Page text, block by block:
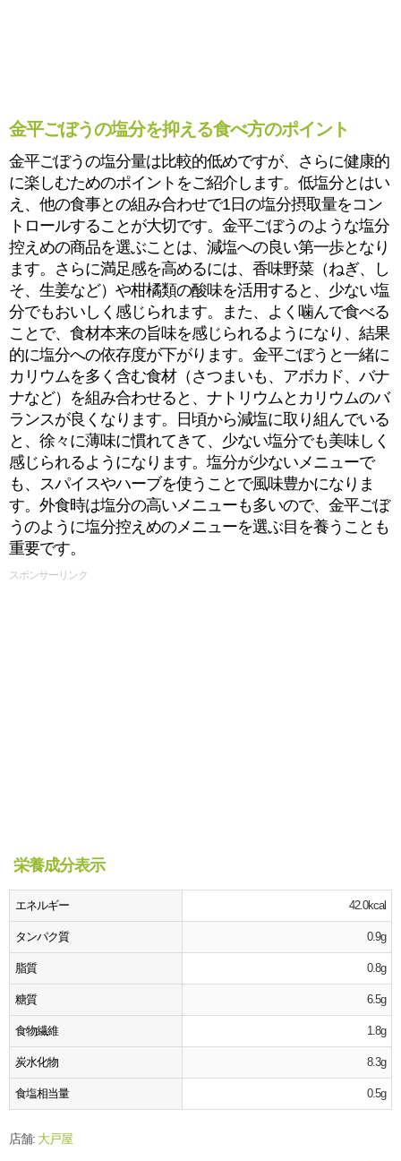
金平ごぼうの塩分を抑える食べ方のポイント
金平ごぼうの塩分量は比較的低めですが、さらに健康的
に楽しむためのポイントをご紹介します。低塩分とはい
え、他の食事との組み合わせで1日の塩分摂取量をコン
トロールすることが大切です。金平ごぼうのような塩分
控えめの商品を選ぶことは、減塩への良い第一歩となり
ます。さらに満足感を高めるには、香味野菜（ねぎ、し
そ、生姜など）や柑橘類の酸味を活用すると、少ない塩
分でもおいしく感じられます。また、よく噛んで食べる
ことで、食材本来の旨味を感じられるようになり、結果
的に塩分への依存度が下がります。金平ごぼうと一緒に
カリウムを多く含む食材（さつまいも、アボカド、バナ
ナなど）を組み合わせると、ナトリウムとカリウムのバ
ランスが良くなります。日頃から減塩に取り組んでいる
と、徐々に薄味に慣れてきて、少ない塩分でも美味しく
感じられるようになります。塩分が少ないメニューで
も、スパイスやハーブを使うことで風味豊かになりま
す。外食時は塩分の高いメニューも多いので、金平ごぼ
うのように塩分控えめのメニューを選ぶ目を養うことも
重要です。
スポンサーリンク
栄養成分表示
エネルギー 42.0kcal
タンパク質 0.9g
脂質 0.8g
糖質 6.5g
食物繊維 1.8g
炭水化物 8.3g
食塩相当量 0.5g
店舗: 大戸屋